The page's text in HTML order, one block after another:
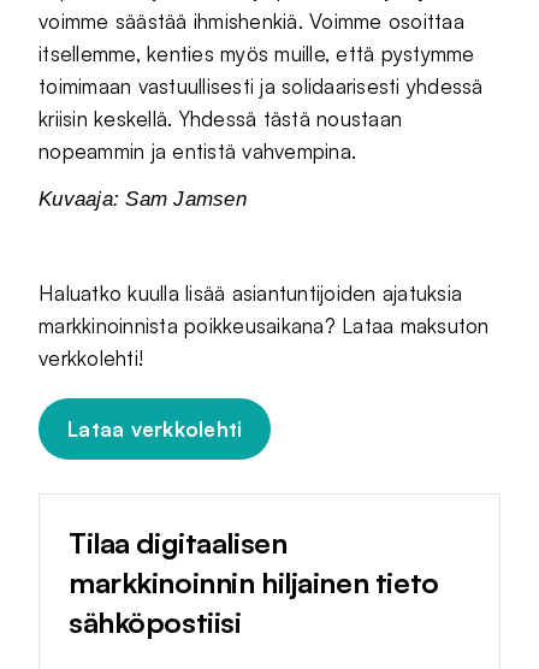
voimme säästää ihmishenkiä. Voimme osoittaa
itsellemme, kenties myös muille, että pystymme
toimimaan vastuullisesti ja solidaarisesti yhdessä
kriisin keskellä. Yhdessä tästä noustaan
nopeammin ja entistä vahvempina.
Kuvaaja: Sam Jamsen
Haluatko kuulla lisää asiantuntijoiden ajatuksia
markkinoinnista poikkeusaikana? Lataa maksuton
verkkolehti!
Lataa verkkolehti
Tilaa digitaalisen
markkinoinnin hiljainen tieto
sähköpostiisi